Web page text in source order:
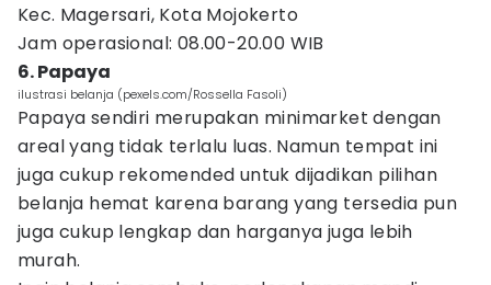
Kec. Magersari, Kota Mojokerto
Jam operasional: 08.00-20.00 WIB
6. Papaya
ilustrasi belanja (pexels.com/Rossella Fasoli)
Papaya sendiri merupakan minimarket dengan
areal yang tidak terlalu luas. Namun tempat ini
juga cukup rekomended untuk dijadikan pilihan
belanja hemat karena barang yang tersedia pun
juga cukup lengkap dan harganya juga lebih
murah.